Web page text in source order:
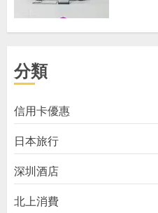
分類
信用卡優惠
日本旅行
深圳酒店
北上消費